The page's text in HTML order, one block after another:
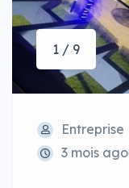
1 / 9
Entreprise
3 mois ago